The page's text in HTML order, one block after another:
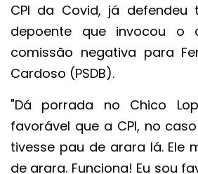
CPI da Covid, já
depoente que invocou o
comissão negativa para
Cardoso (PSDB).
"Dá porrada no Chico
favorável que a CPI, no
tivesse pau de arara lá. Ele
de arara. Funciona! Eu sou